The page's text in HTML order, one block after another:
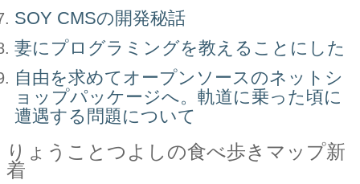
SOY CMSの開発秘話
妻にプログラミングを教えることにした
自由を求めてオープンソースのネットシ
ョップパッケージへ。軌道に乗った頃に
遭遇する問題について
りょうことつよしの食べ歩きマップ新
着